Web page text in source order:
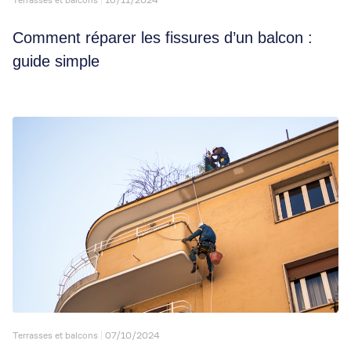
Comment réparer les fissures d’un balcon :
guide simple
Terrasses et balcons 07/10/2024